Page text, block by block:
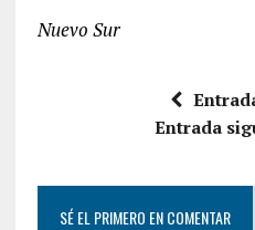
Nuevo Sur
Entrada
SÉ EL PRIMERO EN COMENTAR